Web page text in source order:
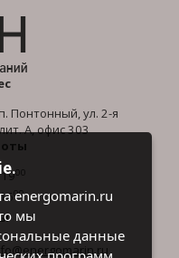
Понтонный, ул. 2-я
А, офис 303
00
00
energomarin.ru
мы
данные